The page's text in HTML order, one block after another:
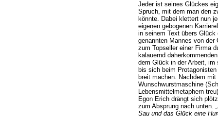
Jeder ist seines Glückes
Spruch, mit dem man den
könnte. Dabei klettert nun
eigenen gebogenen
in seinem Text übers Glück
genannten Mannes von der
zum Topseller einer Firma
kalauernd
dem Glück in der Arbeit, im
bis sich beim
breit machen. Nachdem
Wunschwurstmaschine
Lebensmittelmetaphern
Egon Erich drängt sich
zum Absprung nach unten.
Sau und das Glück eine